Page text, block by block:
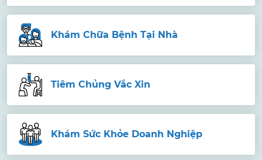
Khám Chữa Bệnh Tại Nhà
Tiêm Chủng Vắc Xin
Khám Sức Khỏe Doanh Nghiệp